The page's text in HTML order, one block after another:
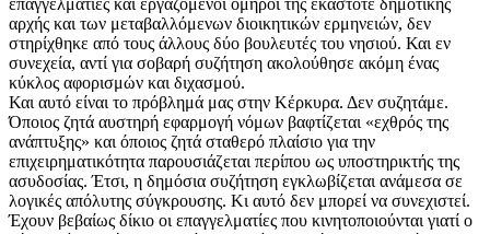
επαγγελματίες και εργαζόμενοι όμηροι της εκάστοτε δημοτικής
αρχής και των μεταβαλλόμενων διοικητικών ερμηνειών, δεν
στηρίχθηκε από τους άλλους δύο βουλευτές του νησιού. Και εν
συνεχεία, αντί για σοβαρή συζήτηση ακολούθησε ακόμη ένας
κύκλος αφορισμών και διχασμού.
Και αυτό είναι το πρόβλημά μας στην Κέρκυρα. Δεν συζητάμε.
Όποιος ζητά αυστηρή εφαρμογή νόμων βαφτίζεται «εχθρός της
ανάπτυξης» και όποιος ζητά σταθερό πλαίσιο για την
επιχειρηματικότητα παρουσιάζεται περίπου ως υποστηρικτής της
ασυδοσίας. Έτσι, η δημόσια συζήτηση εγκλωβίζεται ανάμεσα σε
λογικές απόλυτης σύγκρουσης. Κι αυτό δεν μπορεί να συνεχιστεί.
Έχουν βεβαίως δίκιο οι επαγγελματίες που κινητοποιούνται γιατί ο